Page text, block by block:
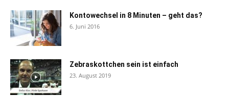
Kontowechsel in 8 Minuten – geht das?
6. Juni 2016
Zebraskottchen sein ist einfach
23. August 2019